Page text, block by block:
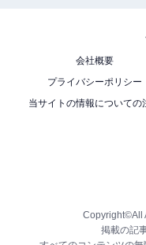
会社概要
プライバシーポリシー
当サイトの情報についての
Copyright©All
掲載の記